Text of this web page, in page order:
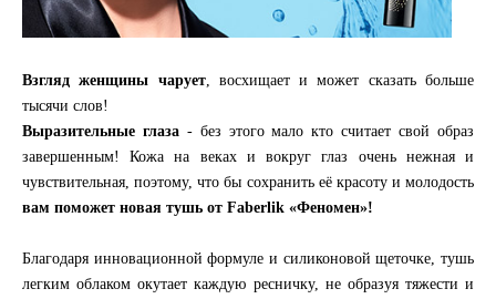
Взгляд женщины чарует, восхищает и может сказать больше
тысячи слов!
Выразительные глаза- без этого мало кто считает свой образ
завершенным! Кожа на веках и вокруг глаз очень нежная и
чувствительная, поэтому, что бы сохранить её красоту и молодость
вам поможет новая тушь от Faberlik «Феномен»!
Благодаря инновационной формуле и силиконовой щеточке, тушь
легким облаком окутает каждую ресничку, не образуя тяжести и